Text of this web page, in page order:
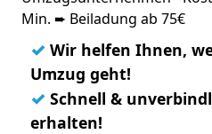
Min. ➨ Beiladung ab 75€
✓ Wir helfen Ihnen,
Umzug geht!
✓ Schnell &
erhalten!